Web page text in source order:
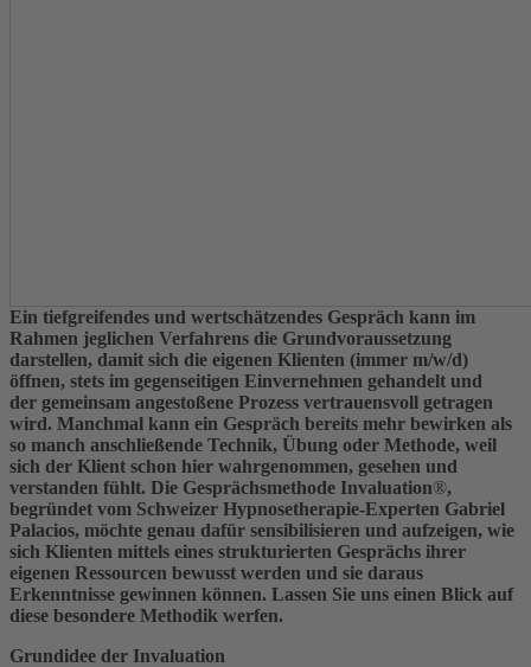
Ein tiefgreifendes und wertschätzendes Gespräch kann im
Rahmen jeglichen Verfahrens die Grundvoraussetzung
darstellen, damit sich die eigenen Klienten (immer m/w/d)
öffnen, stets im gegenseitigen Einvernehmen gehandelt und
der gemeinsam angestoßene Prozess vertrauensvoll getragen
wird. Manchmal kann ein Gespräch bereits mehr bewirken als
so manch anschließende Technik, Übung oder Methode, weil
sich der Klient schon hier wahrgenommen, gesehen und
verstanden fühlt. Die Gesprächsmethode Invaluation®,
begründet vom Schweizer Hypnosetherapie-Experten Gabriel
Palacios, möchte genau dafür sensibilisieren und aufzeigen, wie
sich Klienten mittels eines strukturierten Gesprächs ihrer
eigenen Ressourcen bewusst werden und sie daraus
Erkenntnisse gewinnen können. Lassen Sie uns einen Blick auf
diese besondere Methodik werfen.
Grundidee der Invaluation